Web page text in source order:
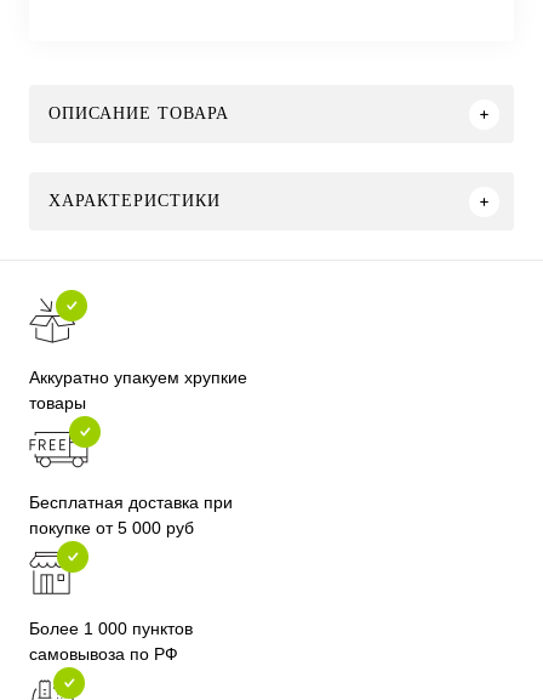
ОПИСАНИЕ ТОВАРА
ХАРАКТЕРИСТИКИ
Аккуратно упакуем хрупкие
товары
Бесплатная доставка при
покупке от 5 000 руб
Более 1 000 пунктов
самовывоза по РФ